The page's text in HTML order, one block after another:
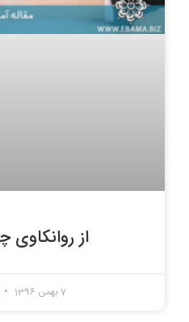
از روانکاوی
7 بهمن 1396